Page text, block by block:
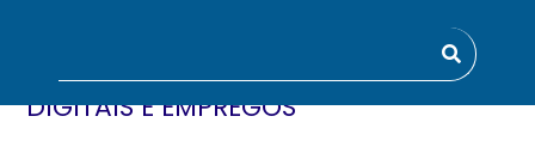
COCRIAÇÃO F2F COM COLIGAÇÕES
NACIONAIS PARA COMPETÊNCIAS
DIGITAIS E EMPREGOS